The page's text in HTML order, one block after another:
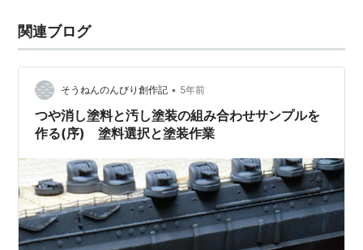
関連ブログ
そうねんのんびり創作記 • 5年前
つや消し塗料と汚し塗装の組み合わせサンプルを
作る(序) 塗料選択と塗装作業